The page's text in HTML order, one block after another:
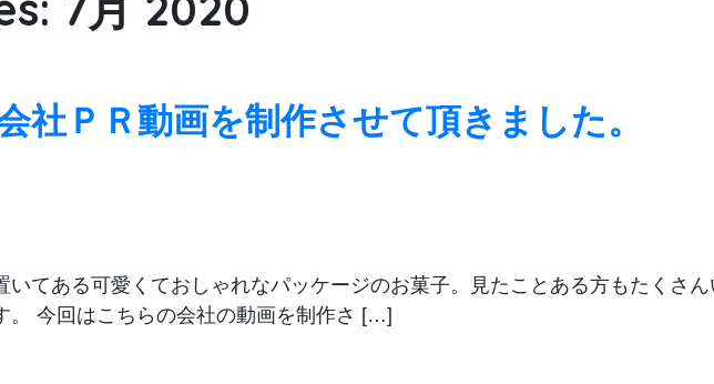
社ＰＲ動画を制作させて頂きました。
てある可愛くておしゃれなパッケージのお菓子。見たことある方もたくさ
。 今回はこちらの会社の動画を制作さ […]